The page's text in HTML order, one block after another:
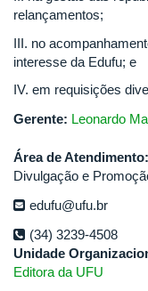
relançamentos;
III. no
interesse da Edufu; e
IV. em requisições
Gerente: Leonardo
Área de Atendimento:
Divulgação e
edufu@ufu.br
(34) 3239-4508
Unidade
Editora da UFU